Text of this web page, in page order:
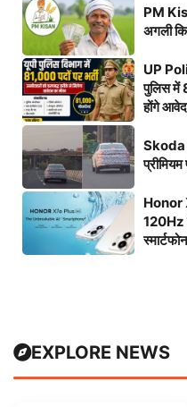
PM
अगली
UP
पुलिस में
होंगे
Skoda
Honor
120Hz
स्मार्टफोन
EXPLORE NEWS